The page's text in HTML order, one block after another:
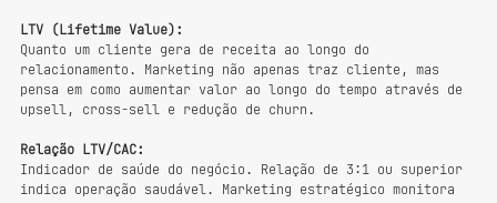
LTV (Lifetime Value):
Quanto um cliente gera de receita ao longo do
relacionamento. Marketing não apenas traz cliente, mas
pensa em como aumentar valor ao longo do tempo através de
upsell, cross-sell e redução de churn.
Relação LTV/CAC:
Indicador de saúde do negócio. Relação de 3:1 ou superior
indica operação saudável. Marketing estratégico monitora